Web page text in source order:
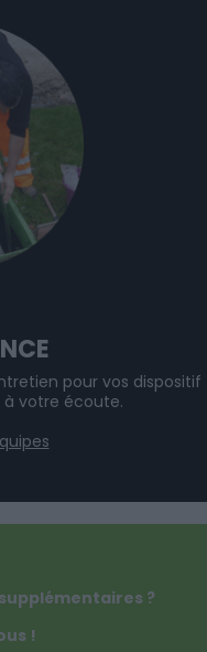
pour vos dispositif
à votre écoute.
?
!